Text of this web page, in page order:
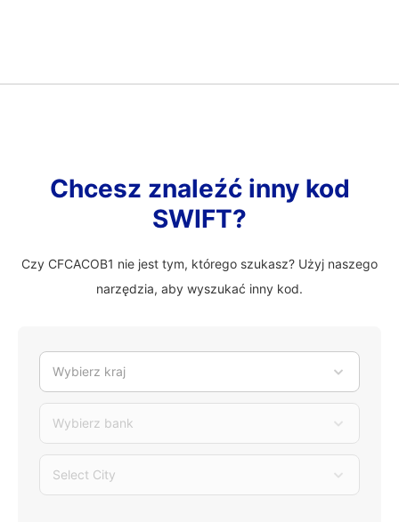
Chcesz znaleźć inny kod
SWIFT?
Czy CFCACOB1 nie jest tym, którego szukasz? Użyj naszego
narzędzia, aby wyszukać inny kod.
Wybierz kraj
Wybierz bank
Select City